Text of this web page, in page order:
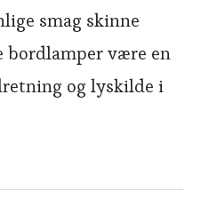
smag skinne
bordlamper være en
og lyskilde i